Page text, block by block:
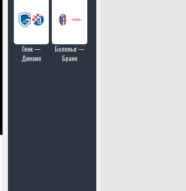
одном эфире
Генк —
Динамо
Болонья —
Бранн